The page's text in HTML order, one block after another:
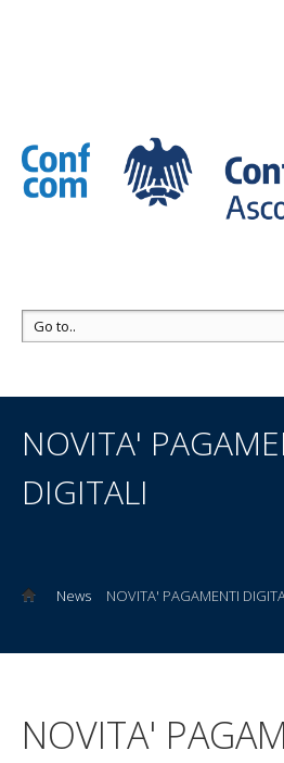
NOVITA'
DIGITALI
News NOVITA' PAGAMENTI
NOVITA'